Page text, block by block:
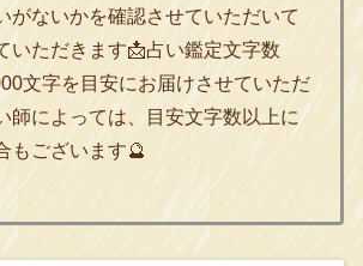
がないかを確認させていただいて
いただきます📩占い鑑定文字数
文字を目安にお届けさせていただ
師によっては、目安文字数以上に
もございます🔮